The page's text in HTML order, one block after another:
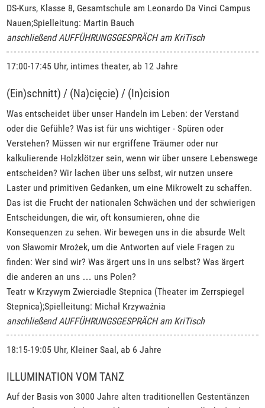
DS-Kurs, Klasse 8, Gesamtschule am Leonardo Da Vinci Campus
Nauen;Spielleitung: Martin Bauch
anschließend AUFFÜHRUNGSGESPRÄCH am KriTisch
17:00-17:45 Uhr, intimes theater, ab 12 Jahre
(Ein)schnitt) / (Na)cięcie) / (In)cision
Was entscheidet über unser Handeln im Leben: der Verstand
oder die Gefühle? Was ist für uns wichtiger - Spüren oder
Verstehen? Müssen wir nur ergriffene Träumer oder nur
kalkulierende Holzklötzer sein, wenn wir über unsere Lebenswege
entscheiden? Wir lachen über uns selbst, wir nutzen unsere
Laster und primitiven Gedanken, um eine Mikrowelt zu schaffen.
Das ist die Frucht der nationalen Schwächen und der schwierigen
Entscheidungen, die wir, oft konsumieren, ohne die
Konsequenzen zu sehen. Wir bewegen uns in die absurde Welt
von Sławomir Mrożek, um die Antworten auf viele Fragen zu
finden: Wer sind wir? Was ärgert uns in uns selbst? Was ärgert
die anderen an uns … uns Polen?
Teatr w Krzywym Zwierciadle Stepnica (Theater im Zerrspiegel
Stepnica);Spielleitung: Michał Krzywaźnia
anschließend AUFFÜHRUNGSGESPRÄCH am KriTisch
18:15-19:05 Uhr, Kleiner Saal, ab 6 Jahre
ILLUMINATION VOM TANZ
Auf der Basis von 3000 Jahre alten traditionellen Gestentänzen